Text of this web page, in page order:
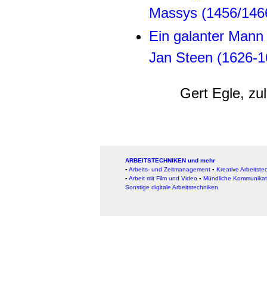
Massys (1456/
Ein galanter
Jan Steen (1626-
Gert Egle,
ARBEITSTECHNIKEN und mehr
▪ Arbeits- und Zeitmanagement ▪ Kreative
▪ Arbeit mit Film und Video ▪ Mündliche
Sonstige digitale Arbeitstechniken